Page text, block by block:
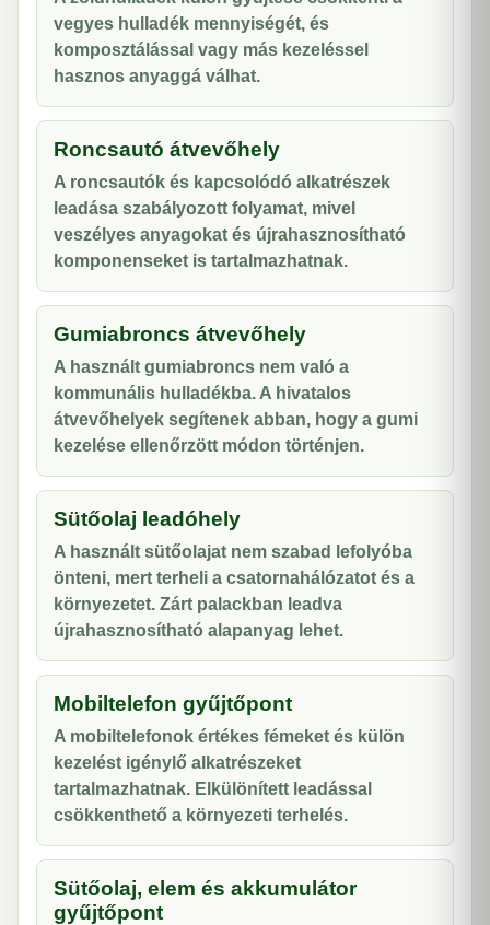
vegyes hulladék mennyiségét, és
komposztálással vagy más kezeléssel
hasznos anyaggá válhat.
Roncsautó átvevőhely
A roncsautók és kapcsolódó alkatrészek
leadása szabályozott folyamat, mivel
veszélyes anyagokat és újrahasznosítható
komponenseket is tartalmazhatnak.
Gumiabroncs átvevőhely
A használt gumiabroncs nem való a
kommunális hulladékba. A hivatalos
átvevőhelyek segítenek abban, hogy a gumi
kezelése ellenőrzött módon történjen.
Sütőolaj leadóhely
A használt sütőolajat nem szabad lefolyóba
önteni, mert terheli a csatornahálózatot és a
környezetet. Zárt palackban leadva
újrahasznosítható alapanyag lehet.
Mobiltelefon gyűjtőpont
A mobiltelefonok értékes fémeket és külön
kezelést igénylő alkatrészeket
tartalmazhatnak. Elkülönített leadással
csökkenthető a környezeti terhelés.
Sütőolaj, elem és akkumulátor
gyűjtőpont